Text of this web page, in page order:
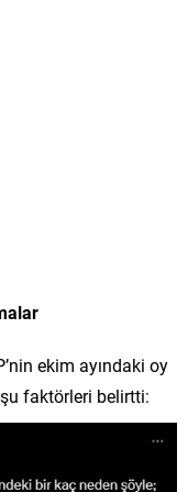
ekim ayındaki oy
faktörleri belirtti: